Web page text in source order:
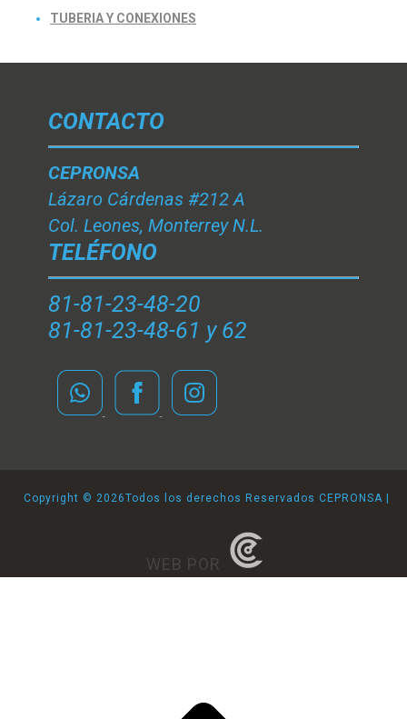
TUBERIA Y CONEXIONES
CONTACTO
CEPRONSA
Lázaro Cárdenas #212 A
Col. Leones, Monterrey N.L.
TELÉFONO
81-81-23-48-20
81-81-23-48-61 y 62
Copyright © 2026Todos los derechos Reservados CEPRONSA |
WEB POR